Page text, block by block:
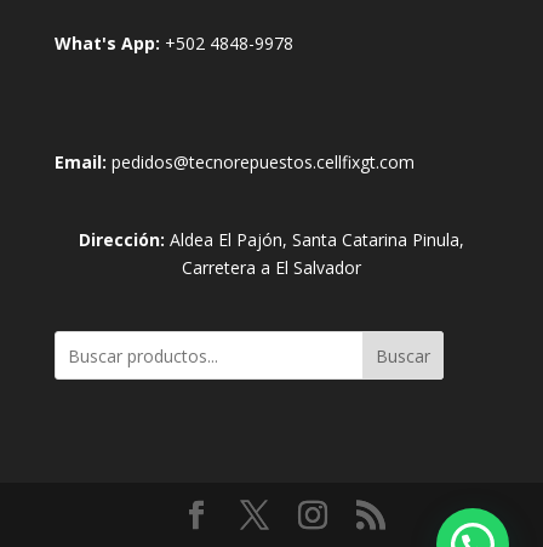
What's App: +502 4848-9978
Email: pedidos@tecnorepuestos.cellfixgt.com
Dirección: Aldea El Pajón, Santa Catarina Pinula,
Carretera a El Salvador
Buscar